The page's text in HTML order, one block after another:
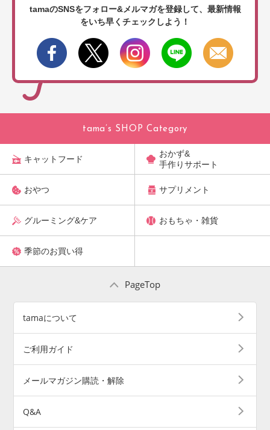
tamaのSNSをフォロー&メルマガを登録して、 最新情報
をいち早くチェックしよう！
tama’s SHOP Category
キャットフード
おかず&
手作りサポート
おやつ サプリメント
グルーミング&ケア おもちゃ・雑貨
季節のお買い得
PageTop
tamaについて
ご利用ガイド
メールマガジン購読・解除
Q&A